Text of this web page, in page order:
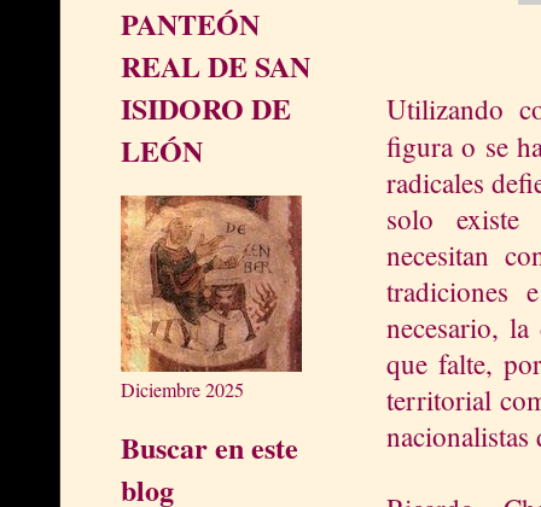
PANTEÓN
REAL DE SAN
ISIDORO DE
LEÓN
Diciembre 2025
Buscar en este
blog
Utilizando
figura o se
radicales
solo existe
necesitan
tradiciones
necesario,
que falte,
territorial
nacionalistas